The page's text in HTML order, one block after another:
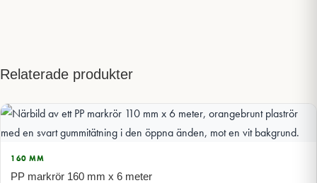
Relaterade produkter
160 MM
PP markrör 160 mm x 6 meter